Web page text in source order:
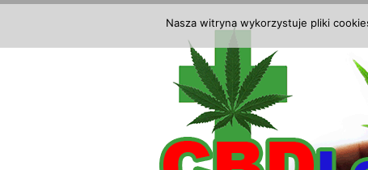
Nasza witryna wykorzystuje pliki